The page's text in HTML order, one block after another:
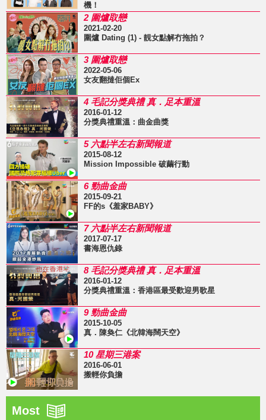
機！
2 圍爐取戀
2021-02-20
圍爐 Dating (1) - 靚女點解冇拖拍？
3 圍爐取戀
2022-05-06
女友翻撻佢個Ex
4 毛記分獎典禮 真．足本重溫
2016-01-12
分獎典禮重溫：曲金曲獎
5 六點半左右新聞報道
2015-08-12
Mission Impossible 破繭行動
6 勁曲金曲
2015-09-21
FF的s《羞家BABY》
7 六點半左右新聞報道
2017-07-17
書海恩仇錄
8 毛記分獎典禮 真．足本重溫
2016-01-12
分獎典禮重溫：香港區最受歡迎男歌星
9 勁曲金曲
2015-10-05
真．陳奐仁《北韓海闊天空》
10 星期三港案
2016-06-01
搬輕你負擔
Most